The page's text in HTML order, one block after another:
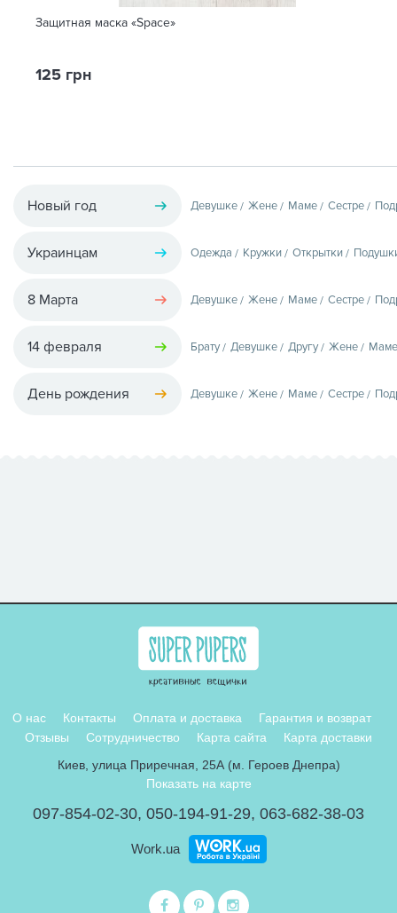
Защитная маска «Space»
125 грн
Новый год Девушке Жене Маме Сестре
Украинцам Одежда Кружки Открытки
8 Марта Девушке Жене Маме Сестре
14 февраля Брату Девушке Другу Жене Маме
День рождения Девушке Жене Маме Сестре
О нас Контакты Оплата и доставка
Гарантия и возврат
Отзывы
Сотрудничество Карта сайта
Карта доставки
Киев, улица Приречная, 25А (м. Героев Днепра)
Показать на карте
097-854-02-30, 050-194-91-29, 063-682-38-03
Work.ua